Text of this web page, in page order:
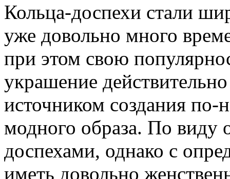
Кольца-доспехи стали
уже довольно много
при этом свою
украшение действительно
источником создания по-
модного образа. По виду
доспехами, однако с
иметь довольно